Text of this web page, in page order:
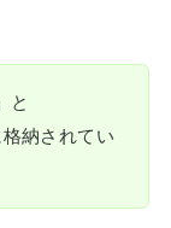
と
格納されてい